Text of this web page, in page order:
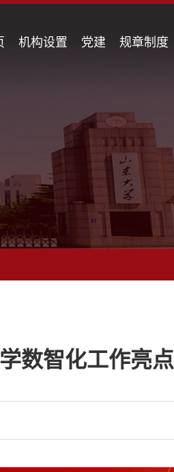
机构设置 党建 规章制度
数智化工作亮点